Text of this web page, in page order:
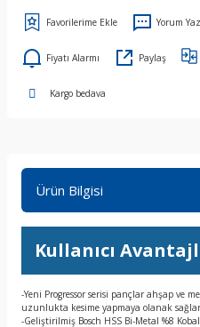
Yorum Yaz
Fiyatı Alarmı Paylaş
Kargo bedava
Ürün Bilgisi
Kullanıcı
-Yeni Progressor serisi pançlar ahşap ve
uzunlukta kesime yapmaya olanak sağlar
-Geliştirilmiş Bosch HSS Bi-Metal %8